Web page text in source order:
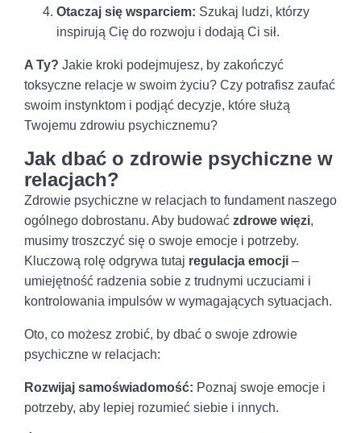
Otaczaj się wsparciem: Szukaj ludzi, którzy
inspirują Cię do rozwoju i dodają Ci sił.
A Ty? Jakie kroki podejmujesz, by zakończyć
toksyczne relacje w swoim życiu? Czy potrafisz zaufać
swoim instynktom i podjąć decyzje, które służą
Twojemu zdrowiu psychicznemu?
Jak dbać o zdrowie psychiczne w
relacjach?
Zdrowie psychiczne w relacjach to fundament naszego
ogólnego dobrostanu. Aby budować zdrowe więzi,
musimy troszczyć się o swoje emocje i potrzeby.
Kluczową rolę odgrywa tutaj regulacja emocji –
umiejętność radzenia sobie z trudnymi uczuciami i
kontrolowania impulsów w wymagających sytuacjach.
Oto, co możesz zrobić, by dbać o swoje zdrowie
psychiczne w relacjach:
Rozwijaj samoświadomość: Poznaj swoje emocje i
potrzeby, aby lepiej rozumieć siebie i innych.